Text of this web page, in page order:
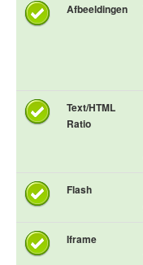
Afbeeldingen
Text/HTML
Ratio
Flash
Iframe